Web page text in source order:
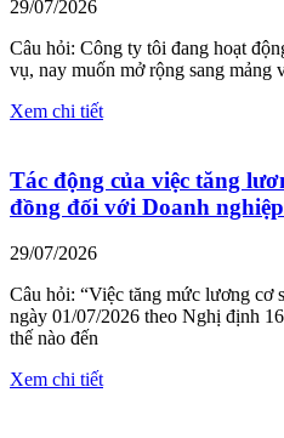
29/07/2026
Câu hỏi: Công ty tôi đang hoạt
vụ, nay muốn mở rộng sang mảng
Xem chi tiết
Tác động của việc tăng
đồng đối với Doanh
29/07/2026
Câu hỏi: “Việc tăng mức lương cơ
ngày 01/07/2026 theo Nghị định
thế nào đến
Xem chi tiết